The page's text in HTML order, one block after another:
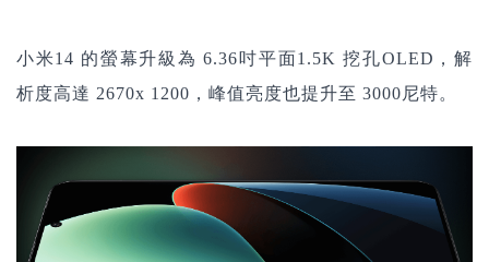
小米14 的螢幕升級為6.36吋平面 1.5K 挖孔OLED，解
析度高達 2670x 1200， 峰值亮度也提升至 3000尼特。